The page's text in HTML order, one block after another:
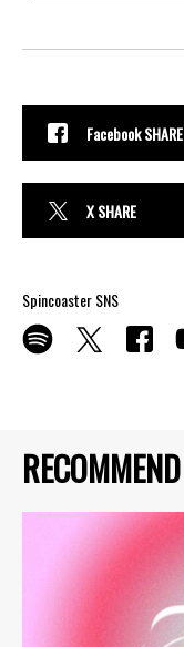
RECOMMEND
Facebook SHARE
X SHARE
Spincoaster SNS